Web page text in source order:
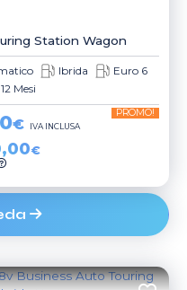
Station Wagon
Ibrida
Euro 6
Mesi
€
PROMO!
IVA INCLUSA
€